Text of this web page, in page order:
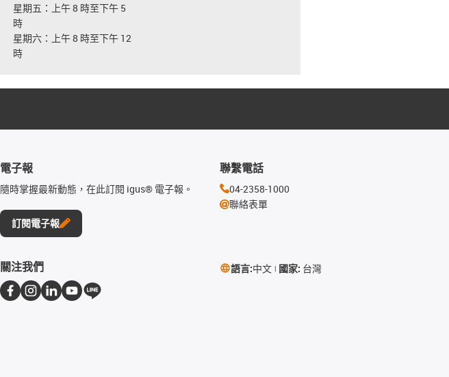
星期五：上午 8 時至下午 5
時
星期六：上午 8 時至下午 12
時
電子報
隨時掌握最新動態，在此訂閱 igus® 電子報。
訂閱電子報
聯繫電話
04-2358-1000
聯絡表單
關注我們 語言:中文 國家: 台灣